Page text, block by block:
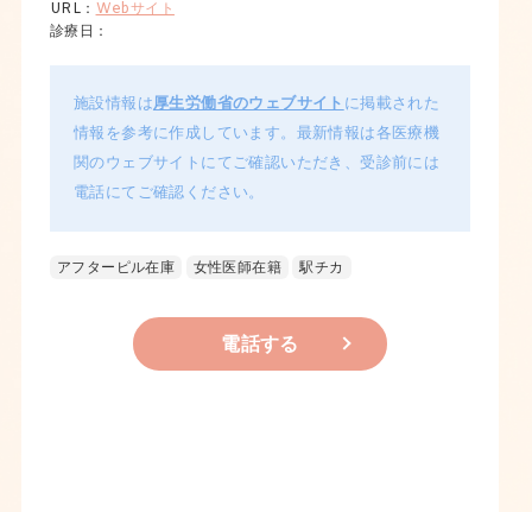
URL： Webサイト
診療日：
施設情報は厚生労働省のウェブサイト に掲載された
情報を参考に作成しています。最新情報は各医療機
関のウェブサイトにてご確認いただき、受診前には
電話にてご確認ください。
アフターピル在庫 女性医師在籍 駅チカ
電話する